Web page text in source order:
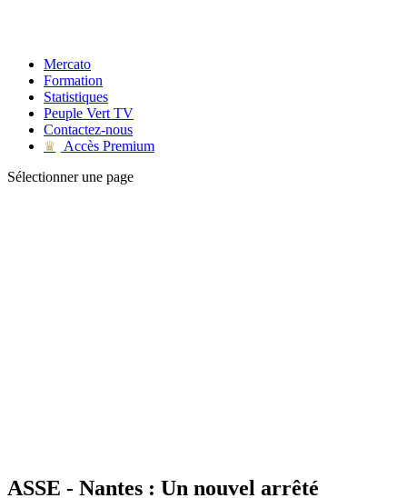
Mercato
Formation
Statistiques
Peuple Vert TV
Contactez-nous
♛
Accès Premium
Sélectionner une page
ASSE - Nantes : Un nouvel arrêté